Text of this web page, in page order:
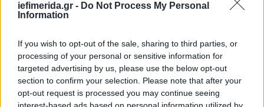
iefimerida.gr - Do Not Process My Personal
Information
If you wish to opt-out of the sale, sharing to third parties, or
processing of your personal or sensitive information for
targeted advertising by us, please use the below opt-out
section to confirm your selection. Please note that after your
opt-out request is processed you may continue seeing